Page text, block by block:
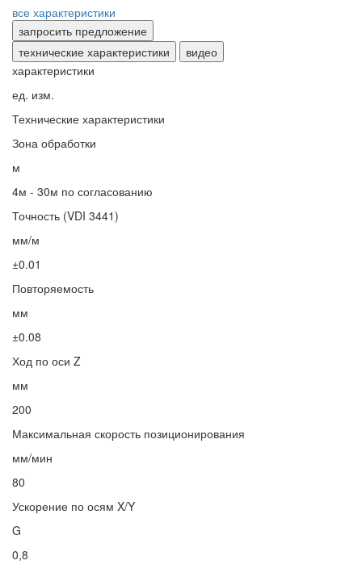
все характеристики
запросить предложение
технические характеристики
видео
характеристики
ед. изм.
Технические характеристики
Зона обработки
м
4м - 30м по согласованию
Точность (VDI 3441)
мм/м
±0.01
Повторяемость
мм
±0.08
Ход по оси Z
мм
200
Максимальная скорость позиционирования
мм/мин
80
Ускорение по осям X/Y
G
0,8